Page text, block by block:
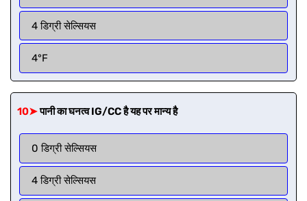
4 डिग्री सेल्सियस
4°F
10➤पानी का घनत्व IG/CC है यह पर मान्य है
0 डिग्री सेल्सियस
4 डिग्री सेल्सियस